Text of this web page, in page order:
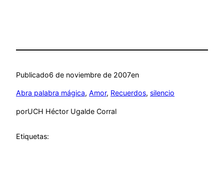
Publicado6 de noviembre de 2007en
Abra palabra mágica, Amor, Recuerdos, silencio
porUCH Héctor Ugalde Corral
Etiquetas: